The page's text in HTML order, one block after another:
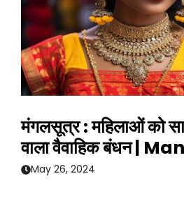
मंगलसूत्र : महिलाओं को
वाला वैवाहिक बंधन |
May 26, 2024